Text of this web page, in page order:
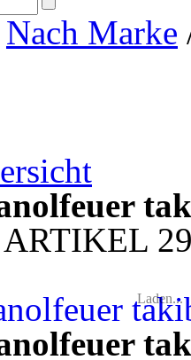
Nach Marke
ARTIKEL
Laden...